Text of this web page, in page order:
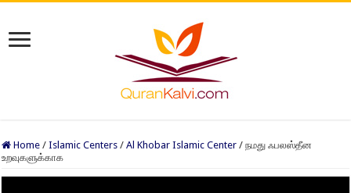
Home / Islamic Centers / Al Khobar Islamic Center / நமது ஃபலஸ்தீன
உறவுகளுக்காக